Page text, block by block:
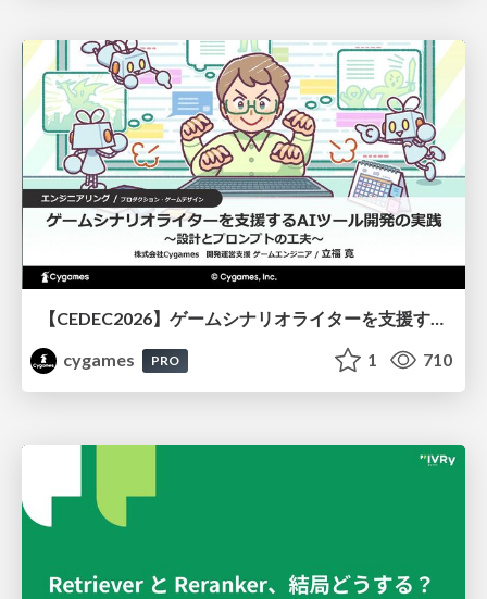
【CEDEC2026】ゲームシナリオライターを支援するAIツール開発の実践 ― 設計とプロンプトの工夫 ―
cygames
PRO 1 710